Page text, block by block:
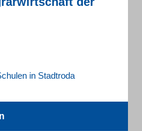
in Stadtroda